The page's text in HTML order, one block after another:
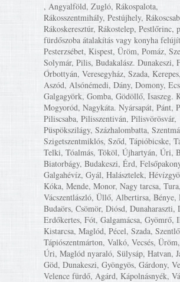
, Angyalföld, Zugló, Rákospalota,
Rákosszentmihály, Pestújhely,
Rákoskeresztúr, Rákostelep, Pestlőrinc,
fürdőszoba átalakítás vagy konyha
Pesterzsébet, Kispest, Üröm, Pomáz,
Solymár, Pilis, Budakalász. Dunakeszi,
Őrbottyán, Veresegyház, Szada,
Aszód, Alsónémedi, Dány, Domony,
Galgagyörk, Gomba, Gödöllő, Isaszeg.
Mogyoród, Nagykáta. Nyársapát, Pánt,
Piliscsaba, Pilisszentiván, Pilisvörösvár,
Püspökszilágy, Százhalombatta,
Szigetszentmiklós, Sződ, Tápióbicske,
Telki, Tóalmás, Tököl, Újhartyán, Úri,
Biatorbágy, Budakeszi, Érd,
Galgahévíz, Gyál, Halásztelek,
Kóka, Mende, Monor, Nagy tarcsa,
Vácszentlászló, Üllő, Albertirsa, Bénye,
Budaörs, Csömör, Diósd, Dunaharaszti,
Erdőkertes, Fót, Galgamácsa, Gyömrő,
Kistarcsa, Maglód, Pécel, Szada,
Tápiószentmárton, Valkó, Vecsés,
Úri, Maglód nyaraló, Sülysáp, Hatvan,
Göd, Dunakeszi, Gyöngyös, Gárdony,
Velence fürdő, Agárd, Kápolnásnyék,